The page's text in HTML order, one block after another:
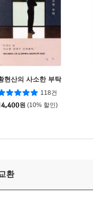
현산의 사소한 부탁
118건
원 (10% 할인)
환